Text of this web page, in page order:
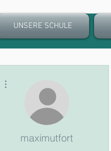
UNSERE SCHULE
maximutfort